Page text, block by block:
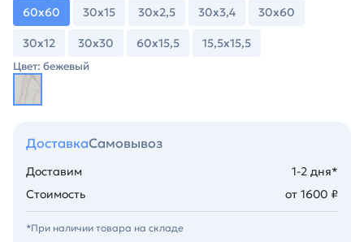
60х60 30х15 30х2,5 30х3,4 30х60
30х12 30х30 60х15,5 15,5х15,5
Цвет: бежевый
ДоставкаСамовывоз
Доставим
1-2 дня*
Стоимость
от 1600 ₽
*При наличии товара на складе